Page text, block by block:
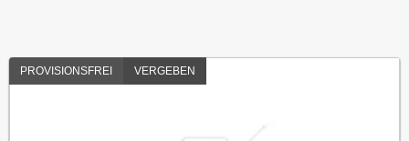
PROVISIONSFREI VERGEBEN